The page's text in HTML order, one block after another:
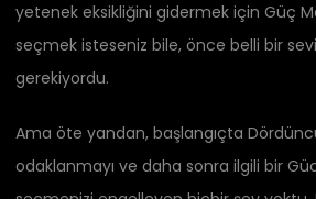
yetenek eksikliğini gidermek için Güç
seçmek isteseniz bile, önce belli bir
gerekiyordu.
Ama öte yandan, başlangıçta
odaklanmayı ve daha sonra ilgili bir